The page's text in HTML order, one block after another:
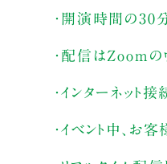
・開演時間の30分
・配信はZoomの
・インターネット
・イベント中、お